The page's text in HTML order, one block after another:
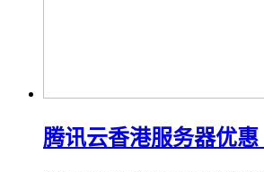
腾讯云香港服务器优惠